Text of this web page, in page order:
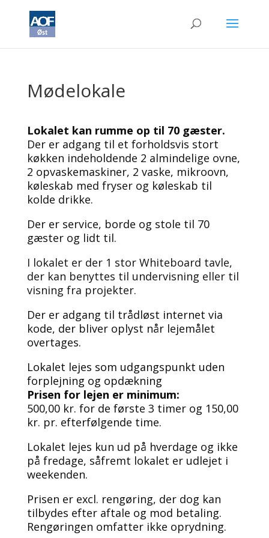
Mødelokale
Lokalet kan rumme op til 70 gæster.
Der er adgang til et forholdsvis stort
køkken indeholdende 2 almindelige ovne,
2 opvaskemaskiner, 2 vaske, mikroovn,
køleskab med fryser og køleskab til
kolde drikke.
Der er service, borde og stole til 70
gæster og lidt til.
I lokalet er der 1 stor Whiteboard tavle,
der kan benyttes til undervisning eller til
visning fra projekter.
Der er adgang til trådløst internet via
kode, der bliver oplyst når lejemålet
overtages.
Lokalet lejes som udgangspunkt uden
forplejning og opdækning
Prisen for lejen er minimum:
500,00 kr. for de første 3 timer og 150,00
kr. pr. efterfølgende time.
Lokalet lejes kun ud på hverdage og ikke
på fredage, såfremt lokalet er udlejet i
weekenden.
Prisen er excl. rengøring, der dog kan
tilbydes efter aftale og mod betaling.
Rengøringen omfatter ikke oprydning.